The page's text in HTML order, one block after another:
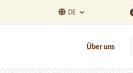
DE
Über uns